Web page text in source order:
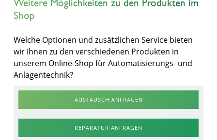
Weitere Möglichkeiten zu den Produkten im
Shop
Welche Optionen und zusätzlichen Service bieten
wir Ihnen zu den verschiedenen Produkten in
unserem Online-Shop für Automatisierungs- und
Anlagentechnik?
AUSTAUSCH ANFRAGEN
REPARATUR ANFRAGEN